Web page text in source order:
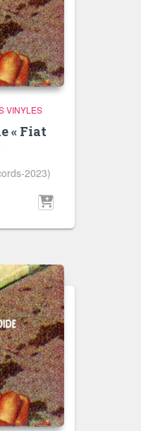
VINYLES
« Fiat
2023)